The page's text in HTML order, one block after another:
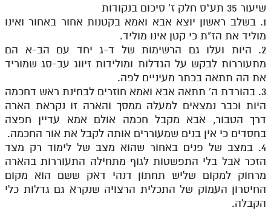
שיעור 35 תע"ס חלק ז' סיכום בנקודות
1. בשלב ראשון יוצא אבא ואמא בקטנות אחור באחור ואינו
מוליד את הז"ת כי קטן אינו מוליד.
2. היות ועלו גם הרשימות של ד-ג יחד עם הב-א הם
מתעוררות לבקש על הגדלות ומולידות זיווג עב-סג שמוריד
את הה תתאה בכתר מעיניים לפה.
3. בהורדת ה' תתאה אבא ואמא חוזרים לבחינת ראש דחכמה
היות וכבר נמצאים למעלה ממסך והארה זו נקראת הארה
דרך הטבור, אבא מקבל חכמה אולם אמא עדיין חפצה
בחסדים כי אין בנים שמעוררים אותה לקבל את אור החכמה.
4. במצב של פנים באחור שהוא מצב של לימוד רק מצד
הזכר אבל בלי התפשטות לגוף מתחילה התעוררות בהארה
מרחוק למקום שליש תחתון דנהי דאק ששם הוא מקום
החיסרון העמוק של התכלית הרצויה שנקרא גם גדלות כלי
הקבלה.